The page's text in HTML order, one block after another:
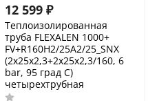
12 599 ₽
Теплоизолированная
труба FLEXALEN 1000+
FV+R160H2/25A2/25_SNX
(2x25x2,3+2x25x2,3/160, 6
bar, 95 град С)
четырехтрубная